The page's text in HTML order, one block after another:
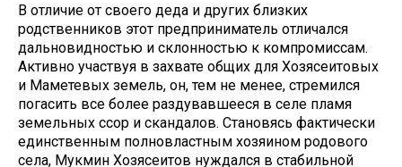
В отличие от своего деда и других близких
родственников этот предприниматель отличался
дальновидностью и склонностью к компромиссам.
Активно участвуя в захвате общих для Хозясеитовых
и Маметевых земель, он, тем не менее, стремился
погасить все более раздувавшееся в селе пламя
земельных ссор и скандалов. Становясь фактически
единственным полновластным хозяином родового
села, Мукмин Хозясеитов нуждался в стабильной